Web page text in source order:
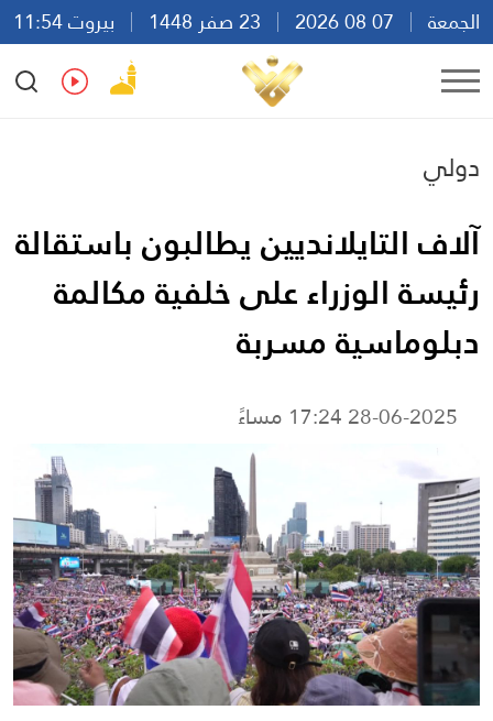
الجمعة
بيروت 11:54
Ar
En Fr Es
دولي
آلاف التايلانديين يطالبون باستقالة
رئيسة الوزراء على خلفية مكالمة
دبلوماسية مسربة
28-06-2025 17:24 مساءً